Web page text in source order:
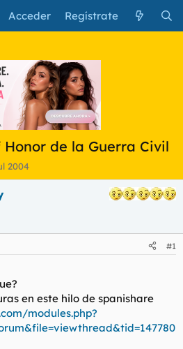
Acceder Regístrate
de la Guerra Civil
2004
#1
en este hilo de spanishare
modules.php?